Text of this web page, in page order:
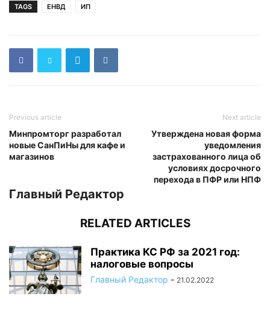
TAGS ЕНВД ИП
Previous article
Минпромторг разработал
новые СанПиНы для кафе и
магазинов
Next article
Утверждена новая форма
уведомления
застрахованного лица об
условиях досрочного
перехода в ПФР или НПФ
Главный Редактор
RELATED ARTICLES
Практика КС РФ за 2021 год:
налоговые вопросы
Главный Редактор - 21.02.2022